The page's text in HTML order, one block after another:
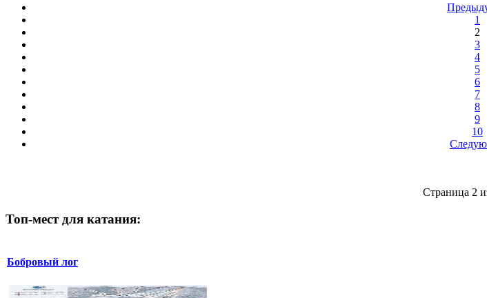
1
2
3
4
5
6
7
8
9
10
Страница 2
Топ-мест для катания:
Бобровый лог